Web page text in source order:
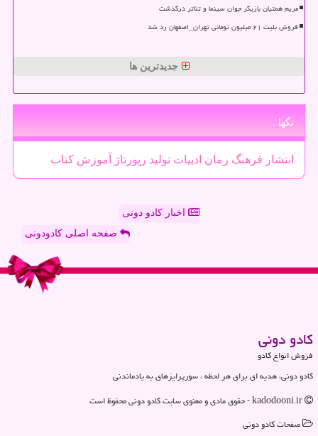
مریم همتیان بازیگر جوان سینما و تئاتر درگذشت
فروش بلیت ۲۱ میلیون تومانی تهران_اصفهان رد شد
جدیدترین ها
تگها
انتشار فرهنگ رمان ادبیات تولید رپورتاژ آموزش كتاب
اخبار کادو دونی
صفحه اصلی کادودونی
كادو دونی
فروش انواع کادو
کادو دونی، هدیه ای برای هر لحظه ، سورپرایزهای به یادماندنی
صفحات كادو دونی